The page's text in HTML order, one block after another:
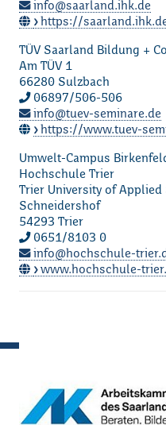
info
saarland.ihk.de
https://
TÜV Saarland Bildung +
Am TÜV 1
66280 Sulzbach
06897/506-506
info
tuev-seminare.de
https://www.tuev-
Umwelt-Campus
Hochschule Trier
Trier University of Applied
Schneidershof
54293 Trier
0651/8103 0
info@hochschule-
www.hochschule-